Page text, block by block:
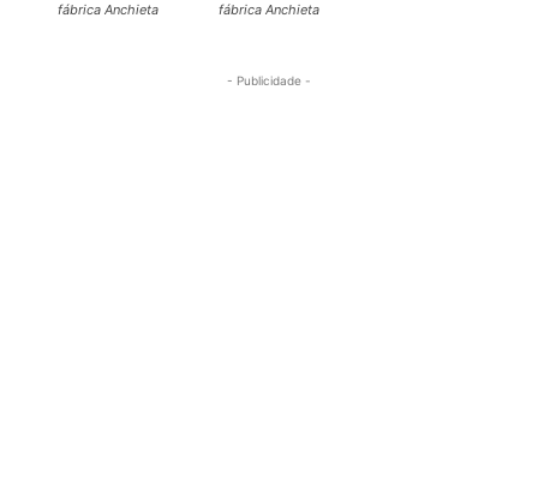
fábrica Anchieta
fábrica Anchieta
- Publicidade -